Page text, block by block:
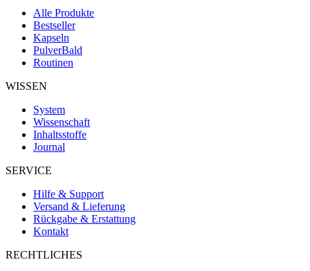
Alle Produkte
Bestseller
Kapseln
PulverBald
Routinen
WISSEN
System
Wissenschaft
Inhaltsstoffe
Journal
SERVICE
Hilfe & Support
Versand & Lieferung
Rückgabe & Erstattung
Kontakt
RECHTLICHES